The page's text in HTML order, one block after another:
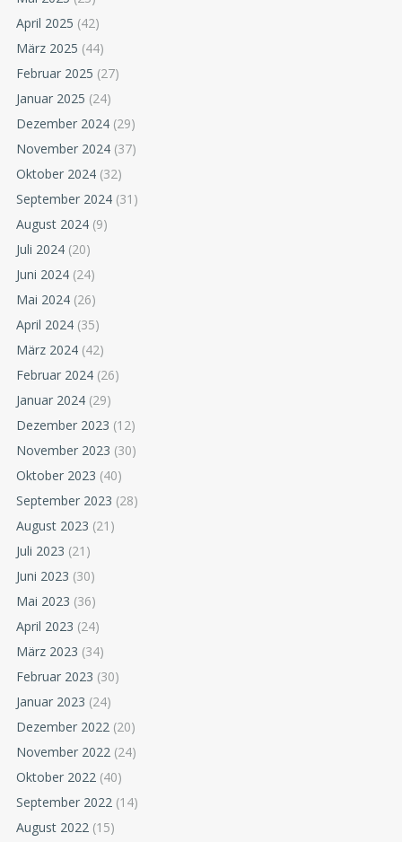
April 2025 (42)
März 2025 (44)
Februar 2025 (27)
Januar 2025 (24)
Dezember 2024 (29)
November 2024 (37)
Oktober 2024 (32)
September 2024 (31)
August 2024 (9)
Juli 2024 (20)
Juni 2024 (24)
Mai 2024 (26)
April 2024 (35)
März 2024 (42)
Februar 2024 (26)
Januar 2024 (29)
Dezember 2023 (12)
November 2023 (30)
Oktober 2023 (40)
September 2023 (28)
August 2023 (21)
Juli 2023 (21)
Juni 2023 (30)
Mai 2023 (36)
April 2023 (24)
März 2023 (34)
Februar 2023 (30)
Januar 2023 (24)
Dezember 2022 (20)
November 2022 (24)
Oktober 2022 (40)
September 2022 (14)
August 2022 (15)